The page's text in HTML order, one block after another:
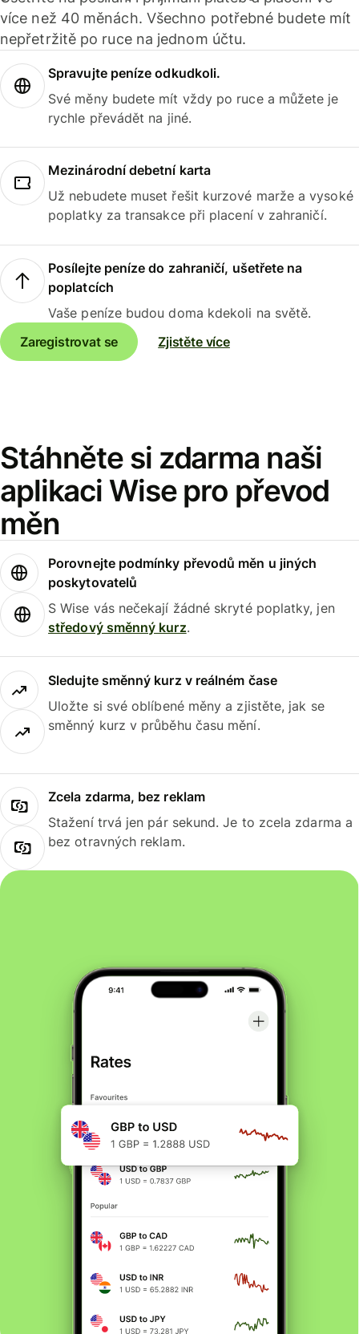
více než 40 měnách. Všechno potřebné budete mít
nepřetržitě po ruce na jednom účtu.
Spravujte peníze odkudkoli.
Své měny budete mít vždy po ruce a můžete je
rychle převádět na jiné.
Mezinárodní debetní karta
Už nebudete muset řešit kurzové marže a vysoké
poplatky za transakce při placení v zahraničí.
Posílejte peníze do zahraničí, ušetřete na
poplatcích
Vaše peníze budou doma kdekoli na světě.
Zaregistrovat se
Zjistěte více
Stáhněte si zdarma naši
aplikaci Wise pro převod
měn
Porovnejte podmínky převodů měn u jiných
poskytovatelů
S Wise vás nečekají žádné skryté poplatky, jen
středový směnný kurz.
Sledujte směnný kurz v reálném čase
Uložte si své oblíbené měny a zjistěte, jak se
směnný kurz v průběhu času mění.
Zcela zdarma, bez reklam
Stažení trvá jen pár sekund. Je to zcela zdarma a
bez otravných reklam.